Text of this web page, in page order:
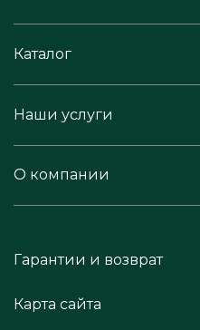
Каталог
Наши услуги
О компании
Гарантии и возврат
Карта сайта